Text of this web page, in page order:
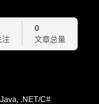
注
0
文章总量
.NET/C#